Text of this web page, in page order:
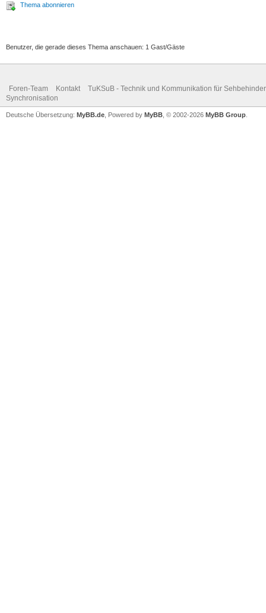
Thema abonnieren
Benutzer, die gerade dieses Thema anschauen: 1 Gast/Gäste
Foren-Team Kontakt
TuKSuB - Technik und Kommunikation für
Synchronisation
Deutsche Übersetzung: MyBB.de , Powered by MyBB , © 2002-2026 MyBB Group